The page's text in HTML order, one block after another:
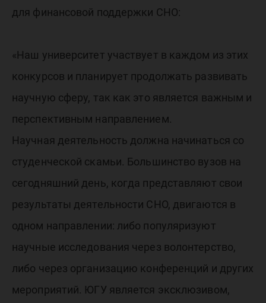
для финансовой поддержки СНО:
«Наш университет участвует в каждом из этих
конкурсов и планирует продолжать развивать
научную сферу, так как это является важным и
перспективным направлением.
Научная деятельность должна начинаться со
студенческой скамьи. Большинство вузов на
сегодняшний день, когда представляют свои
результаты деятельности СНО, двигаются в
одном направлении: либо популяризуют
научные исследования через волонтерство,
либо через организацию конференций и других
мероприятий. ЮГУ является эксклюзивом,